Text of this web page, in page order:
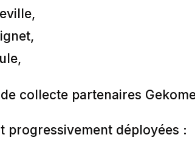
collecte partenaires
progressivement déployées :